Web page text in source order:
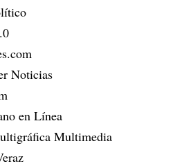
Noticias
en Línea
Multimedia